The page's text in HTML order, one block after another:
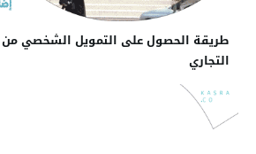
طريقة الحصول على التمويل الشخصي من
التجاري